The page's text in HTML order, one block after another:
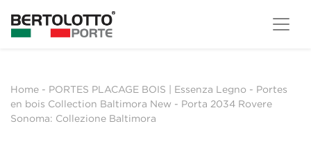
Home - PORTES PLACAGE BOIS | Essenza Legno - Portes
en bois Collection Baltimora New - Porta 2034 Rovere
Sonoma: Collezione Baltimora